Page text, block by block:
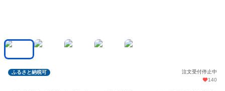
ふるさと納税可
注文受付停止中
140